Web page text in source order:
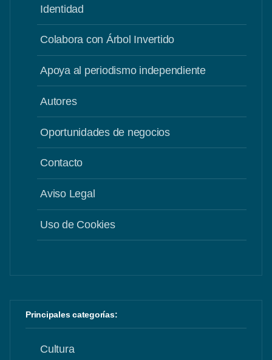
Identidad
Colabora con Árbol Invertido
Apoya al periodismo independiente
Autores
Oportunidades de negocios
Contacto
Aviso Legal
Uso de Cookies
Principales categorías:
Cultura